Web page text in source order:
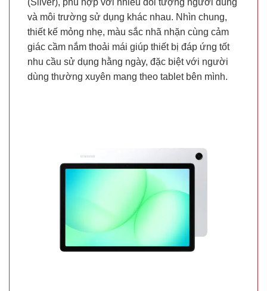
(Silver), phù hợp với nhiều đối tượng người dùng
và môi trường sử dụng khác nhau. Nhìn chung,
thiết kế mỏng nhẹ, màu sắc nhã nhặn cùng cảm
giác cầm nắm thoải mái giúp thiết bị đáp ứng tốt
nhu cầu sử dụng hằng ngày, đặc biệt với người
dùng thường xuyên mang theo tablet bên mình.